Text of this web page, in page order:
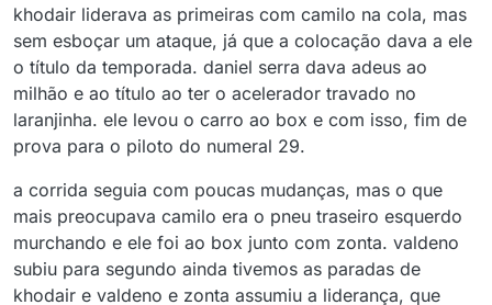
khodair liderava as primeiras com camilo na cola, mas
sem esboçar um ataque, já que a colocação dava a ele
o título da temporada. daniel serra dava adeus ao
milhão e ao título ao ter o acelerador travado no
laranjinha. ele levou o carro ao box e com isso, fim de
prova para o piloto do numeral 29.
a corrida seguia com poucas mudanças, mas o que
mais preocupava camilo era o pneu traseiro esquerdo
murchando e ele foi ao box junto com zonta. valdeno
subiu para segundo ainda tivemos as paradas de
khodair e valdeno e zonta assumiu a liderança, que